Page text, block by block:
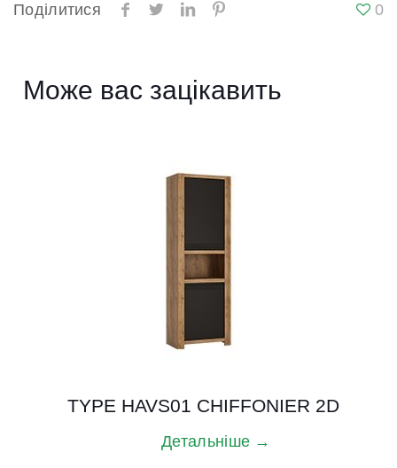
Поділитися 0
Може вас зацікавить
TYPE HAVS01 CHIFFONIER 2D
Детальніше →